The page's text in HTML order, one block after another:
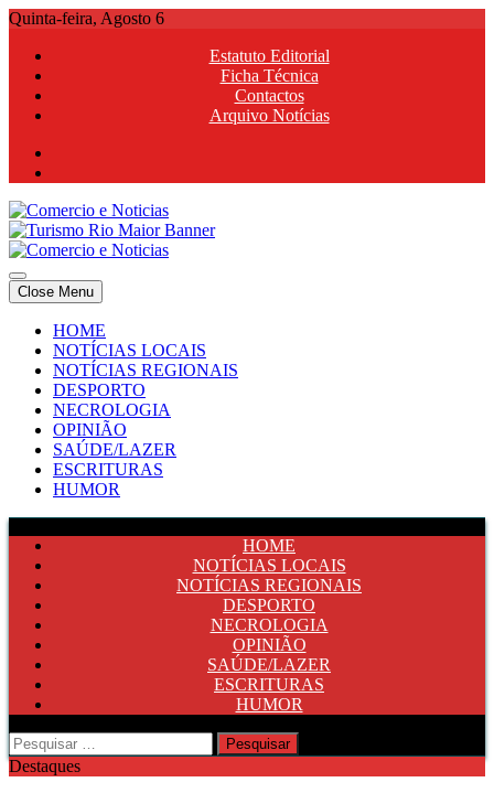
Skip
content
Quinta-feira, Agosto 6
Estatuto Editorial
Ficha Técnica
Contactos
Arquivo Notícias
Comercio e Noticias
Notícias e Publicidade Online
Comercio e Noticias
Notícias e Publicidade Online
Close Menu
HOME
NOTÍCIAS LOCAIS
NOTÍCIAS REGIONAIS
DESPORTO
NECROLOGIA
OPINIÃO
SAÚDE/LAZER
ESCRITURAS
HUMOR
HOME
NOTÍCIAS LOCAIS
NOTÍCIAS REGIONAIS
DESPORTO
NECROLOGIA
OPINIÃO
SAÚDE/LAZER
ESCRITURAS
HUMOR
Pesquisar
por:
Destaques